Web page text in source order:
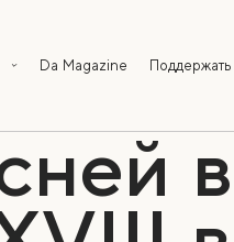
Da Magazine Поддержать